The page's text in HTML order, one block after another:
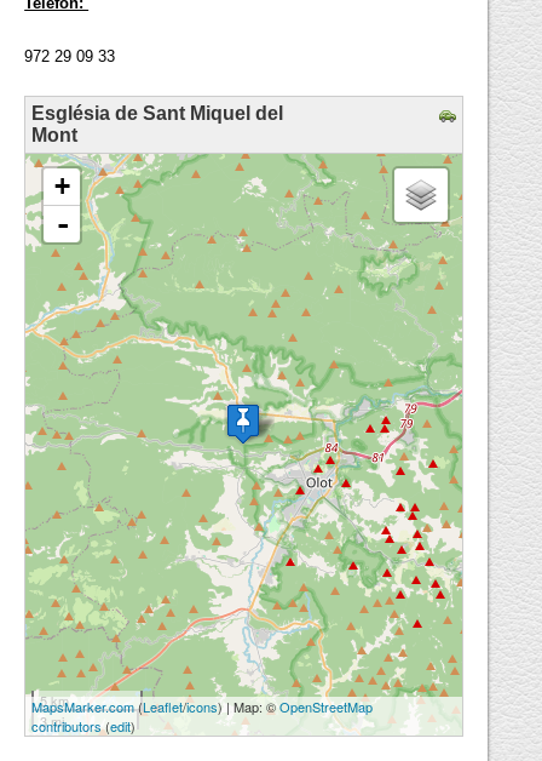
972 29 09 33
Església de Sant Miquel del
Mont
loading map - please wait...
+
-
5 km
3 mi
MapsMarker.com(Leaflet/icons) | Map: ©OpenStreetMap
contributors(edit)